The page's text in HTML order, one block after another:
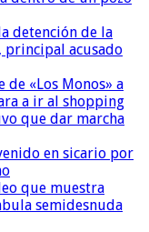
detención de la
principal acusado
«Los Monos» a
a ir al shopping
que dar marcha
en sicario por
que muestra
semidesnuda